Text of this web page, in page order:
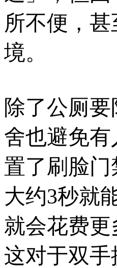
所不便，
境。
除了公厕
舍也避免
置了刷脸
大约3秒就
就会花费
这对于双